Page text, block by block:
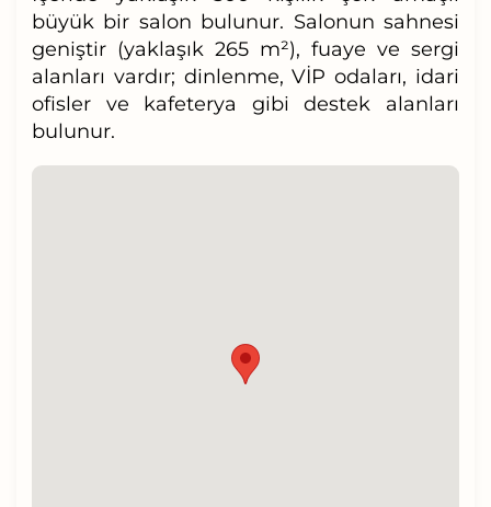
büyük bir salon bulunur. Salonun sahnesi
geniştir (yaklaşık 265 m²), fuaye ve sergi
alanları vardır; dinlenme, VİP odaları, idari
ofisler ve kafeterya gibi destek alanları
bulunur.